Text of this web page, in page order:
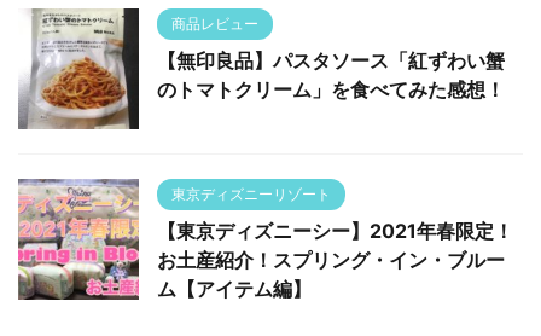
商品レビュー
【無印良品】パスタソース「紅ずわい蟹
のトマトクリーム」を食べてみた感想！
東京ディズニーリゾート
【東京ディズニーシー】2021年春限定！
お土産紹介！スプリング・イン・ブルー
ム【アイテム編】